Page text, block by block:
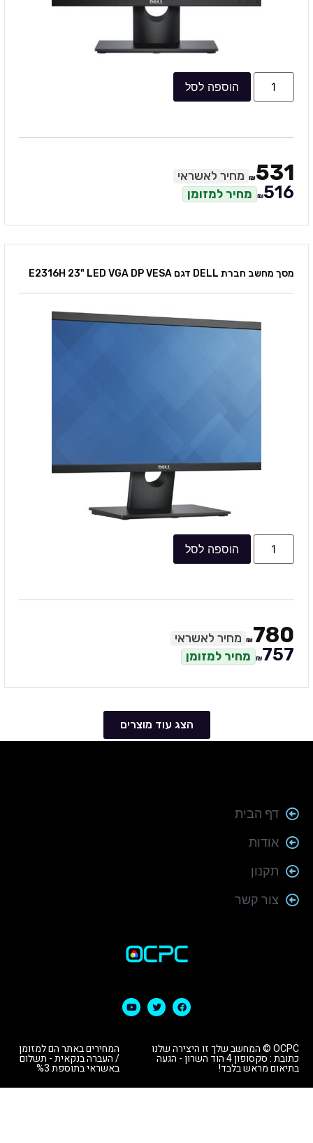
הוספה לסל
₪531 מחיר לאשראי
₪516 מחיר למזומן
מסך מחשב חברת DELL דגם E2316H 23" LED VGA DP VESA
הוספה לסל
₪780 מחיר לאשראי
₪757 מחיר למזומן
הצג עוד מוצרים
דף הבית
אודות
תקנון
צור קשר
OCPC © המחשב שלך זו היצירה שלנו
כתובת : סקסופון 4 הוד השרון - הגעה
בתיאום מראש בלבד!
המחירים באתר הם למזומן
/ העברה בנקאית - תשלום
באשראי בתוספת %3